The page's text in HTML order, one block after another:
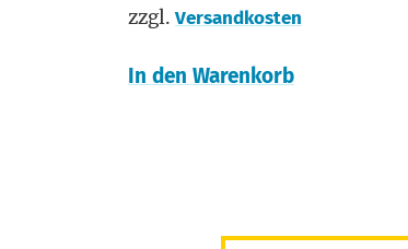
zzgl. Versandkosten
In den Warenkorb